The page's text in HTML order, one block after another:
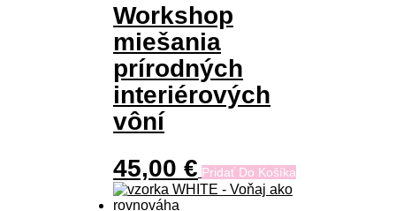
Workshop
miešania
prírodných
interiérových
vôní
45,00 € Pridať Do Košíka